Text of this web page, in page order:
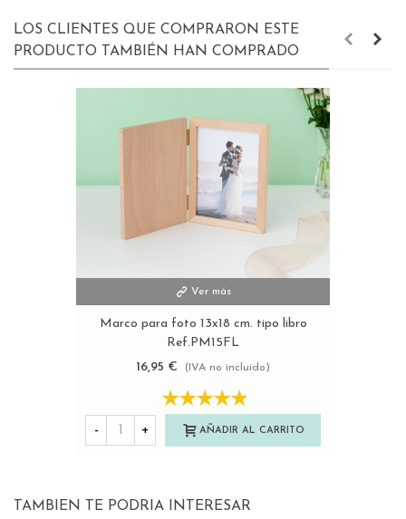
LOS CLIENTES QUE COMPRARON ESTE
PRODUCTO TAMBIÉN HAN COMPRADO
Ver más
Marco para foto 13x18 cm. tipo libro
Ref.PM15FL
16,95 €
(IVA no incluido)
- + AÑADIR AL CARRITO
TAMBIEN TE PODRIA INTERESAR